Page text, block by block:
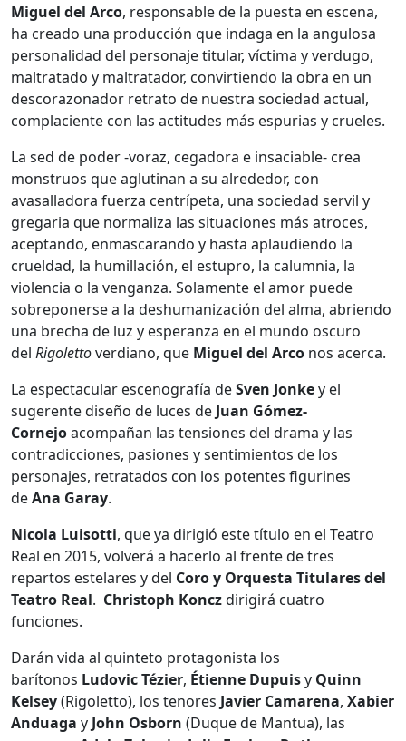
Miguel del Arco, responsable de la puesta en escena,
ha creado una producción que indaga en la angulosa
personalidad del personaje titular, víctima y verdugo,
maltratado y maltratador, convirtiendo la obra en un
descorazonador retrato de nuestra sociedad actual,
complaciente con las actitudes más espurias y crueles.
La sed de poder -voraz, cegadora e insaciable- crea
monstruos que aglutinan a su alrededor, con
avasalladora fuerza centrípeta, una sociedad servil y
gregaria que normaliza las situaciones más atroces,
aceptando, enmascarando y hasta aplaudiendo la
crueldad, la humillación, el estupro, la calumnia, la
violencia o la venganza. Solamente el amor puede
sobreponerse a la deshumanización del alma, abriendo
una brecha de luz y esperanza en el mundo oscuro
del Rigolettoverdiano, que Miguel del Arco nos acerca.
La espectacular escenografía deSven Jonkey el
sugerente diseño de luces de Juan Gómez-
Cornejoacompañan las tensiones del drama y las
contradicciones, pasiones y sentimientos de los
personajes, retratados con los potentes figurines
deAna Garay.
Nicola Luisotti, que ya dirigió este título en el Teatro
Real en 2015, volverá a hacerlo al frente de tres
repartos estelares y del Coro y Orquesta Titulares del
Teatro Real. Christoph Konczdirigirá cuatro
funciones.
Darán vida al quinteto protagonista los
barítonos Ludovic Tézier, Étienne Dupuisy Quinn
Kelsey(Rigoletto), los tenores Javier Camarena, Xabier
Anduaga y John Osborn (Duque de Mantua), las